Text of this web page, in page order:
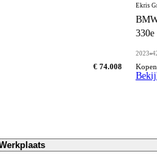
€ 74.008
Ekris
330e
2023
Kopen